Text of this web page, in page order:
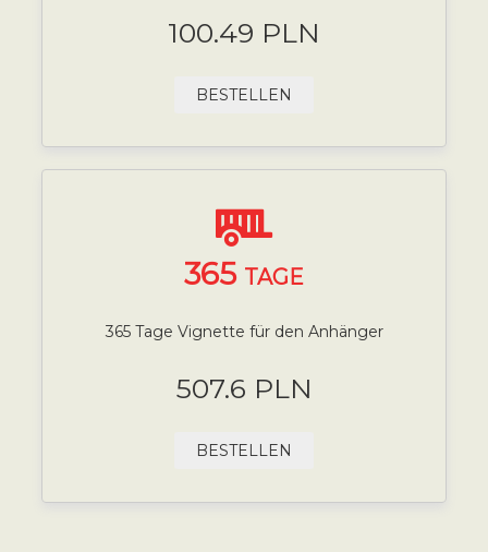
100.49 PLN
BESTELLEN
365 TAGE
365 Tage Vignette für den Anhänger
507.6 PLN
BESTELLEN